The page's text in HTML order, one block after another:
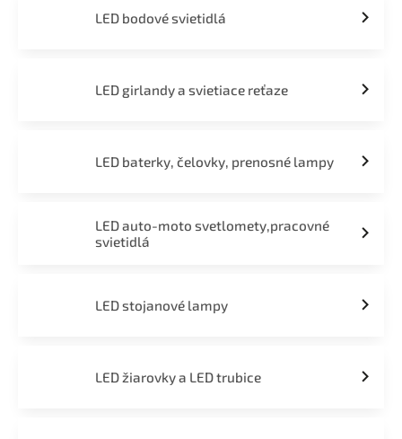
LED bodové svietidlá
LED girlandy a svietiace reťaze
LED baterky, čelovky, prenosné lampy
LED auto-moto svetlomety,pracovné
svietidlá
LED stojanové lampy
LED žiarovky a LED trubice